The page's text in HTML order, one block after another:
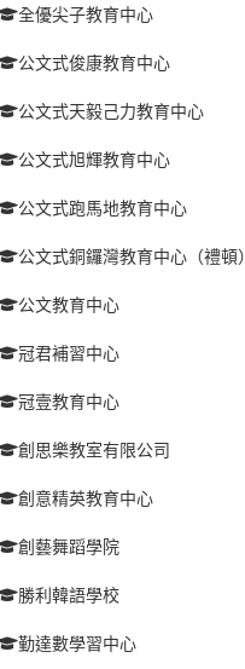
全優尖子教育中心
公文式俊康教育中心
公文式天毅己力教育中心
公文式旭輝教育中心
公文式跑馬地教育中心
公文式銅鑼灣教育中心（禮頓）
公文教育中心
冠君補習中心
冠壹教育中心
創思樂教室有限公司
創意精英教育中心
創藝舞蹈學院
勝利韓語學校
勤達數學習中心